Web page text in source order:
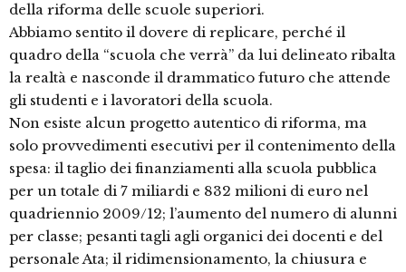
della riforma delle scuole superiori.
Abbiamo sentito il dovere di replicare, perché il
quadro della “scuola che verrà” da lui delineato ribalta
la realtà e nasconde il drammatico futuro che attende
gli studenti e i lavoratori della scuola.
Non esiste alcun progetto autentico di riforma, ma
solo provvedimenti esecutivi per il contenimento della
spesa: il taglio dei finanziamenti alla scuola pubblica
per un totale di 7 miliardi e 832 milioni di euro nel
quadriennio 2009/12; l’aumento del numero di alunni
per classe; pesanti tagli agli organici dei docenti e del
personale Ata; il ridimensionamento, la chiusura e